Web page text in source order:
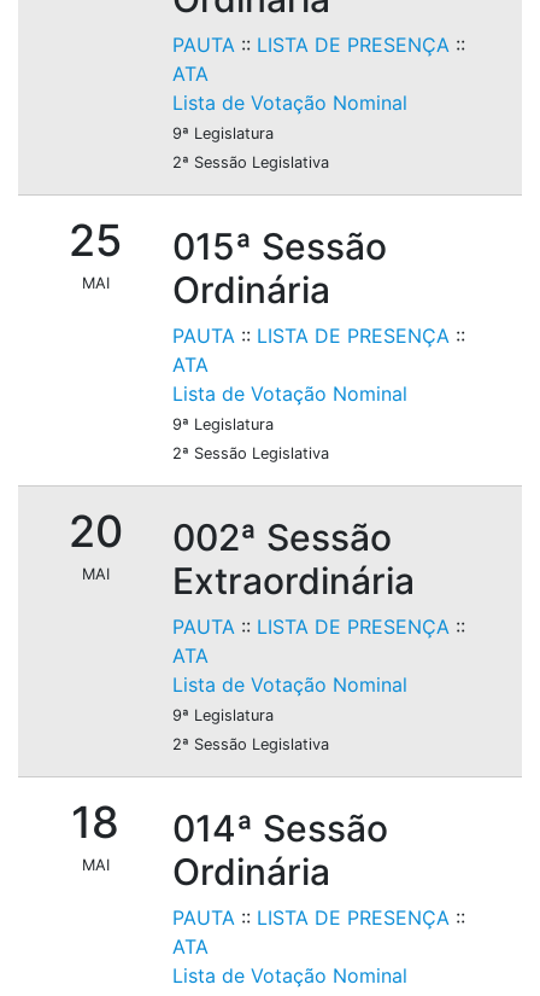
PAUTA:: LISTA DE PRESENÇA::
ATA
Lista de Votação Nominal
9ª Legislatura
2ª Sessão Legislativa
25
MAI
015ª Sessão
Ordinária
PAUTA:: LISTA DE PRESENÇA::
ATA
Lista de Votação Nominal
9ª Legislatura
2ª Sessão Legislativa
20
MAI
002ª Sessão
Extraordinária
PAUTA:: LISTA DE PRESENÇA::
ATA
Lista de Votação Nominal
9ª Legislatura
2ª Sessão Legislativa
18
MAI
014ª Sessão
Ordinária
PAUTA:: LISTA DE PRESENÇA::
ATA
Lista de Votação Nominal